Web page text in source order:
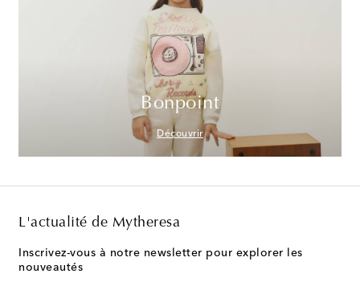
Bonpoint
Découvrir
L'actualité de Mytheresa
Inscrivez-vous à notre newsletter pour explorer les
nouveautés